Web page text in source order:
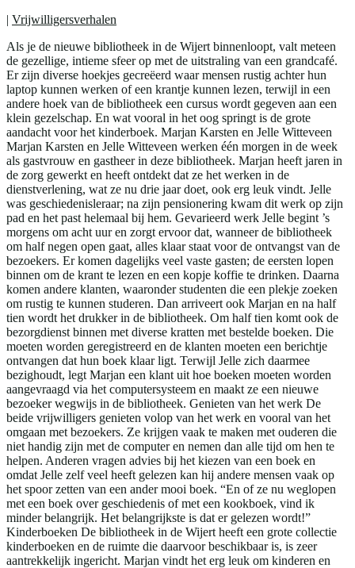
| Vrijwilligersverhalen
Als je de nieuwe bibliotheek in de Wijert binnenloopt, valt meteen
de gezellige, intieme sfeer op met de uitstraling van een grandcafé.
Er zijn diverse hoekjes gecreëerd waar mensen rustig achter hun
laptop kunnen werken of een krantje kunnen lezen, terwijl in een
andere hoek van de bibliotheek een cursus wordt gegeven aan een
klein gezelschap. En wat vooral in het oog springt is de grote
aandacht voor het kinderboek. Marjan Karsten en Jelle Witteveen
Marjan Karsten en Jelle Witteveen werken één morgen in de week
als gastvrouw en gastheer in deze bibliotheek. Marjan heeft jaren in
de zorg gewerkt en heeft ontdekt dat ze het werken in de
dienstverlening, wat ze nu drie jaar doet, ook erg leuk vindt. Jelle
was geschiedenisleraar; na zijn pensionering kwam dit werk op zijn
pad en het past helemaal bij hem. Gevarieerd werk Jelle begint ’s
morgens om acht uur en zorgt ervoor dat, wanneer de bibliotheek
om half negen open gaat, alles klaar staat voor de ontvangst van de
bezoekers. Er komen dagelijks veel vaste gasten; de eersten lopen
binnen om de krant te lezen en een kopje koffie te drinken. Daarna
komen andere klanten, waaronder studenten die een plekje zoeken
om rustig te kunnen studeren. Dan arriveert ook Marjan en na half
tien wordt het drukker in de bibliotheek. Om half tien komt ook de
bezorgdienst binnen met diverse kratten met bestelde boeken. Die
moeten worden geregistreerd en de klanten moeten een berichtje
ontvangen dat hun boek klaar ligt. Terwijl Jelle zich daarmee
bezighoudt, legt Marjan een klant uit hoe boeken moeten worden
aangevraagd via het computersysteem en maakt ze een nieuwe
bezoeker wegwijs in de bibliotheek. Genieten van het werk De
beide vrijwilligers genieten volop van het werk en vooral van het
omgaan met bezoekers. Ze krijgen vaak te maken met ouderen die
niet handig zijn met de computer en nemen dan alle tijd om hen te
helpen. Anderen vragen advies bij het kiezen van een boek en
omdat Jelle zelf veel heeft gelezen kan hij andere mensen vaak op
het spoor zetten van een ander mooi boek. “En of ze nu weglopen
met een boek over geschiedenis of met een kookboek, vind ik
minder belangrijk. Het belangrijkste is dat er gelezen wordt!”
Kinderboeken De bibliotheek in de Wijert heeft een grote collectie
kinderboeken en de ruimte die daarvoor beschikbaar is, is zeer
aantrekkelijk ingericht. Marjan vindt het erg leuk om kinderen en